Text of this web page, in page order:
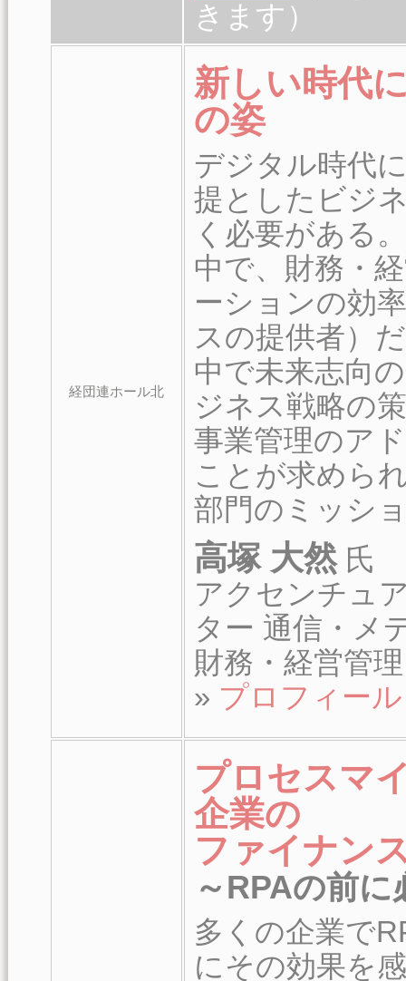
きます）
経団連ホール北
新しい時代
の姿
デジタル時代
提としたビジ
く必要がある
中で、財務・
ーションの効
スの提供者）
中で未来志向
ジネス戦略の
事業管理のア
ことが求めら
部門のミッシ
高塚 大然氏
アクセンチュ
ター 通信・メ
財務・経営管
» プロフィール
プロセスマ
企業の
ファイナン
～RPAの前
多くの企業で
にその効果を